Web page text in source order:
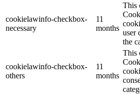
cookielawinfo-checkbox-
necessary
11
months
This
user
the
cookielawinfo-checkbox-
others
11
months
This